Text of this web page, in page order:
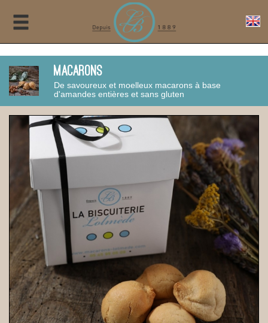
Macarons
De savoureux et moelleux macarons à base
d'amandes entières et sans gluten